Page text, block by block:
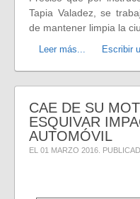
Tapia Valadez, se
de mantener limpia la
Leer más... Escribir
CAE DE SU
ESQUIVAR
AUTOMÓVIL
EL 01 MARZO 2016 .